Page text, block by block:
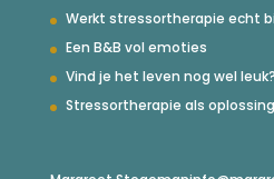
Werkt stressortherapie echt
Een B&B vol emoties
Vind je het leven nog wel leuk?
Stressortherapie als